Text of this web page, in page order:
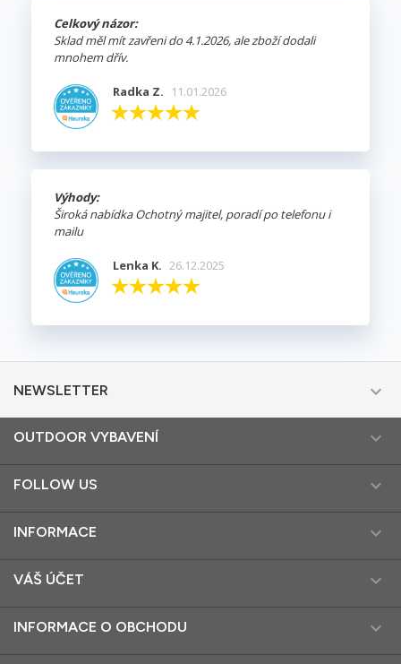
Celkový názor:
Sklad měl mít zavřeni do 4.1.2026, ale zboží dodali
mnohem dřív.
Radka Z. 11.01.2026
Výhody:
Široká nabídka Ochotný majitel, poradí po telefonu i
mailu
Lenka K. 26.12.2025
NEWSLETTER 
OUTDOOR VYBAVENÍ 
FOLLOW US 
INFORMACE 
VÁŠ ÚČET 
INFORMACE O OBCHODU 